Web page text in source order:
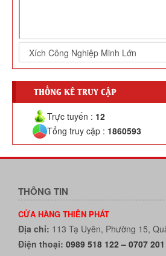
THỐNG KÊ TRUY CẬP
Trực tuyến : 12
Tổng truy cập : 1860593
THÔNG TIN
CỬA HÀNG THIÊN PHÁT
Địa chỉ: 113 Tạ Uyên, Phường 15,
Điện thoại: 0989 518 122 – 0707 201